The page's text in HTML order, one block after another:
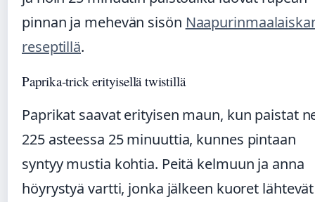
pinnan ja mehevän sisön
reseptillä.
Paprika-trick erityisellä twistillä
Paprikat saavat erityisen maun, kun paistat
225 asteessa 25 minuuttia, kunnes pintaan
syntyy mustia kohtia. Peitä kelmuun ja anna
höyrystyä vartti, jonka jälkeen kuoret lähtevät